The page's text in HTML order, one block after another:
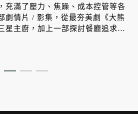
充滿了壓力、焦躁、成本控管等各
劇情片 / 影集，從最夯美劇《大熊
星主廚，加上一部探討餐廳追求米